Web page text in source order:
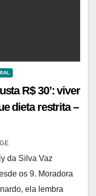
R$ 30’: viver
dieta restrita –
da Silva Vaz
os 9. Moradora
ela lembra